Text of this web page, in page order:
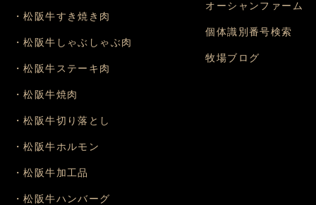
・松阪牛すき焼き肉
・松阪牛しゃぶしゃぶ肉
・松阪牛ステーキ肉
・松阪牛焼肉
・松阪牛切り落とし
・松阪牛ホルモン
・松阪牛加工品
・松阪牛ハンバーグ
オーシャンファーム
個体識別番号検索
牧場ブログ